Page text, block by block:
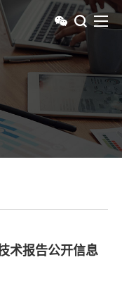
术报告公开信息